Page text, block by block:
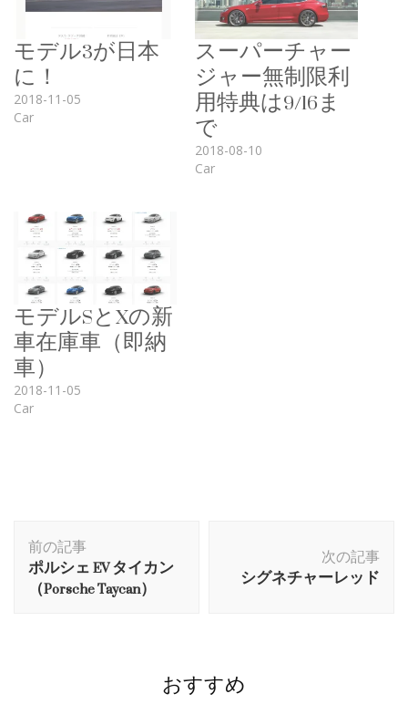
モデル3が日本
に！
2018-11-05
Car
スーパーチャー
ジャー無制限利
用特典は9/16ま
で
2018-08-10
Car
モデルSとXの新
車在庫車（即納
車）
2018-11-05
Car
稿
ナ
前の記事
ポルシェ EV タイカン
（Porsche Taycan）
次の記事
シグネチャーレッド
おすすめ